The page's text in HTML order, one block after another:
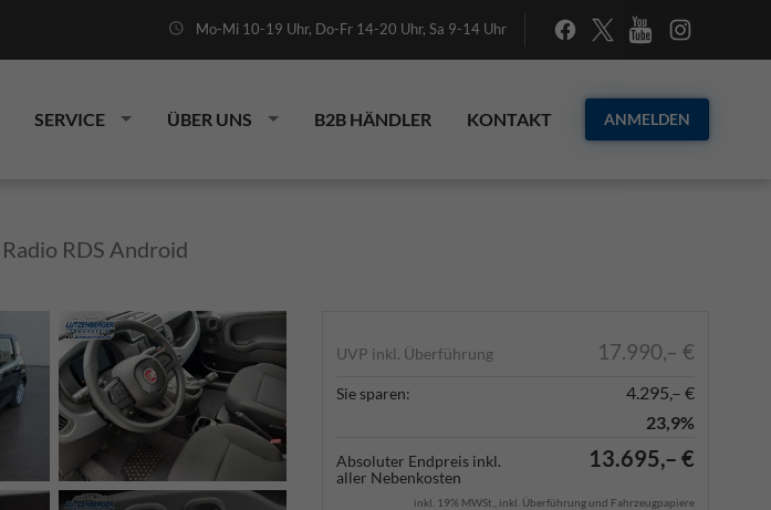
Mo-Mi 10-19 Uhr, Do-Fr 14-20 Uhr, Sa 9-14 Uhr
SERVICE ÜBER UNS B2B HÄNDLER KONTAKT ANMELDEN
RDS Android
UVP inkl. Überführung 17.990,– €
Sie sparen:
4.295,– €
23,9%
Absoluter Endpreis inkl.
aller Nebenkosten
13.695,– €
inkl. 19% MWSt., inkl. Überführung und Fahrzeugpapiere